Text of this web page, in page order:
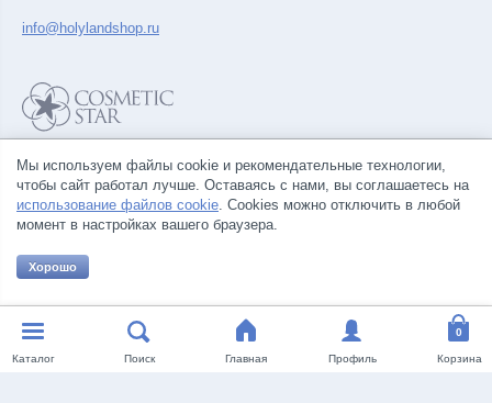
Правила продажи товаров
Согласие на обработку персональных данных
info@holylandshop.ru
© Все права на товарные знаки принадлежат их законным владельцам.
Каталог Поиск Главная Профиль Корзина
Мы используем файлы cookie и рекомендательные технологии,
чтобы сайт работал лучше. Оставаясь с нами, вы соглашаетесь на
использование файлов cookie. Cookies можно отключить в любой
момент в настройках вашего браузера.
Хорошо